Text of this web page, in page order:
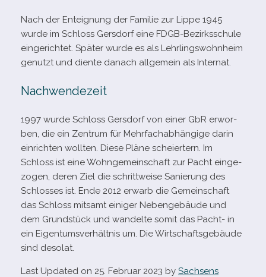
Nach der Enteignung der Familie zur Lippe 1945
wurde im Schloss Gersdorf eine FDGB-​Bezirksschule
ein­ge­rich­tet. Später wurde es als Lehrlingswohnheim
genutzt und diente danach all­ge­mein als Internat.
Nachwendezeit
1997 wurde Schloss Gersdorf von einer GbR erwor­
ben, die ein Zentrum für Mehrfachabhängige darin
ein­rich­ten woll­ten. Diese Pläne schei­er­tern. Im
Schloss ist eine Wohngemeinschaft zur Pacht ein­ge­
zo­gen, deren Ziel die schritt­weise Sanierung des
Schlosses ist. Ende 2012 erwarb die Gemeinschaft
das Schloss mit­samt eini­ger Nebengebäude und
dem Grundstück und wan­delte somit das Pacht- in
ein Eigentumsverhältnis um. Die Wirtschaftsgebäude
sind desolat.
Last Updated on 25. Februar 2023 by Sachsens